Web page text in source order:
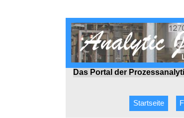
Das Portal der
Startseite